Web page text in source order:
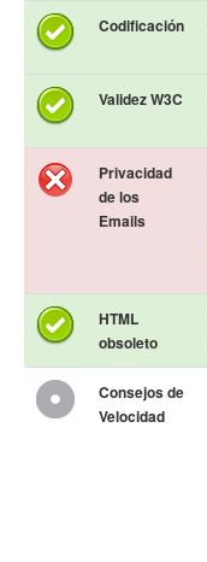
Codificación
Validez W3C
Privacidad
de los
Emails
HTML
obsoleto
Consejos de
Velocidad